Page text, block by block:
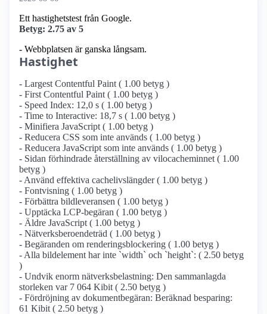
Ett hastighetstest från Google.
Betyg: 2.75 av 5
- Webbplatsen är ganska långsam.
Hastighet
- Largest Contentful Paint ( 1.00 betyg )
- First Contentful Paint ( 1.00 betyg )
- Speed Index: 12,0 s ( 1.00 betyg )
- Time to Interactive: 18,7 s ( 1.00 betyg )
- Minifiera JavaScript ( 1.00 betyg )
- Reducera CSS som inte används ( 1.00 betyg )
- Reducera JavaScript som inte används ( 1.00 betyg )
- Sidan förhindrade återställning av vilocacheminnet ( 1.00
betyg )
- Använd effektiva cachelivslängder ( 1.00 betyg )
- Fontvisning ( 1.00 betyg )
- Förbättra bildleveransen ( 1.00 betyg )
- Upptäcka LCP-begäran ( 1.00 betyg )
- Äldre JavaScript ( 1.00 betyg )
- Nätverksberoendeträd ( 1.00 betyg )
- Begäranden om renderingsblockering ( 1.00 betyg )
- Alla bildelement har inte `width` och `height`: ( 2.50 betyg
)
- Undvik enorm nätverksbelastning: Den sammanlagda
storleken var 7 064 Kibit ( 2.50 betyg )
- Fördröjning av dokumentbegäran: Beräknad besparing:
61 Kibit ( 2.50 betyg )